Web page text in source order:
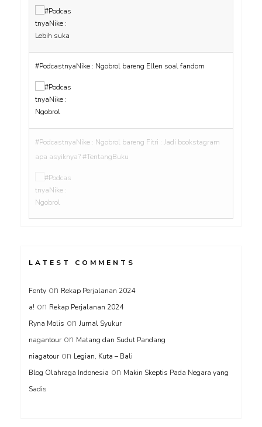
#PodcastnyaNike : Ngobrol bareng Ellen soal fandom
#PodcastnyaNike : Ngobrol bareng Fitri : Jadi bookstagram
apa asyiknya? #TentangBuku
LATEST COMMENTS
Fenty on Rekap Perjalanan 2024
a! on Rekap Perjalanan 2024
Ryna Molis on Jurnal Syukur
nagantour on Matang dan Sudut Pandang
niagatour on Legian, Kuta – Bali
Blog Olahraga Indonesia on Makin Skeptis Pada Negara yang
Sadis